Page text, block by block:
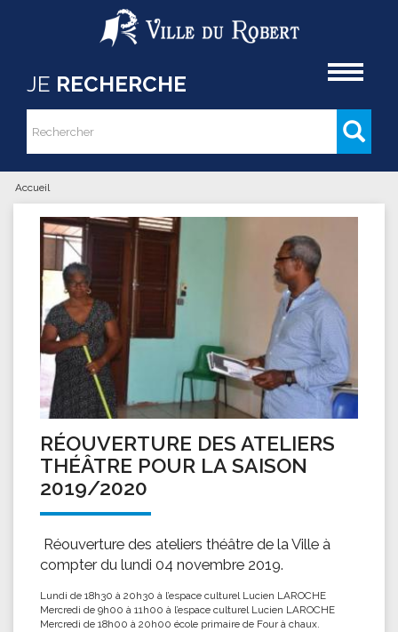
Aller au contenu principal
JE RECHERCHE
Formulaire de recherche
Rechercher
Vous êtes ici
Accueil
RÉOUVERTURE DES ATELIERS
THÉÂTRE POUR LA SAISON
2019/2020
Réouverture des ateliers théâtre de la Ville à
compter du lundi 04 novembre 2019.
Lundi de 18h30 à 20h30 à l’espace culturel Lucien LAROCHE
Mercredi de 9h00 à 11h00 à l’espace culturel Lucien LAROCHE
Mercredi de 18h00 à 20h00 école primaire de Four à chaux.